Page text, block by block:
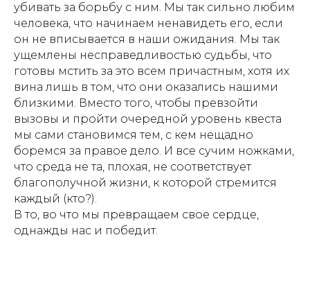
убивать за борьбу с ним. Мы так сильно любим
человека, что начинаем ненавидеть его, если
он не вписывается в наши ожидания. Мы так
ущемлены несправедливостью судьбы, что
готовы мстить за это всем причастным, хотя их
вина лишь в том, что они оказались нашими
близкими. Вместо того, чтобы превзойти
вызовы и пройти очередной уровень квеста
мы сами становимся тем, с кем нещадно
боремся за правое дело. И все сучим ножками,
что среда не та, плохая, не соответствует
благополучной жизни, к которой стремится
каждый (кто?).
В то, во что мы превращаем свое сердце,
однажды нас и победит.
Читайте также